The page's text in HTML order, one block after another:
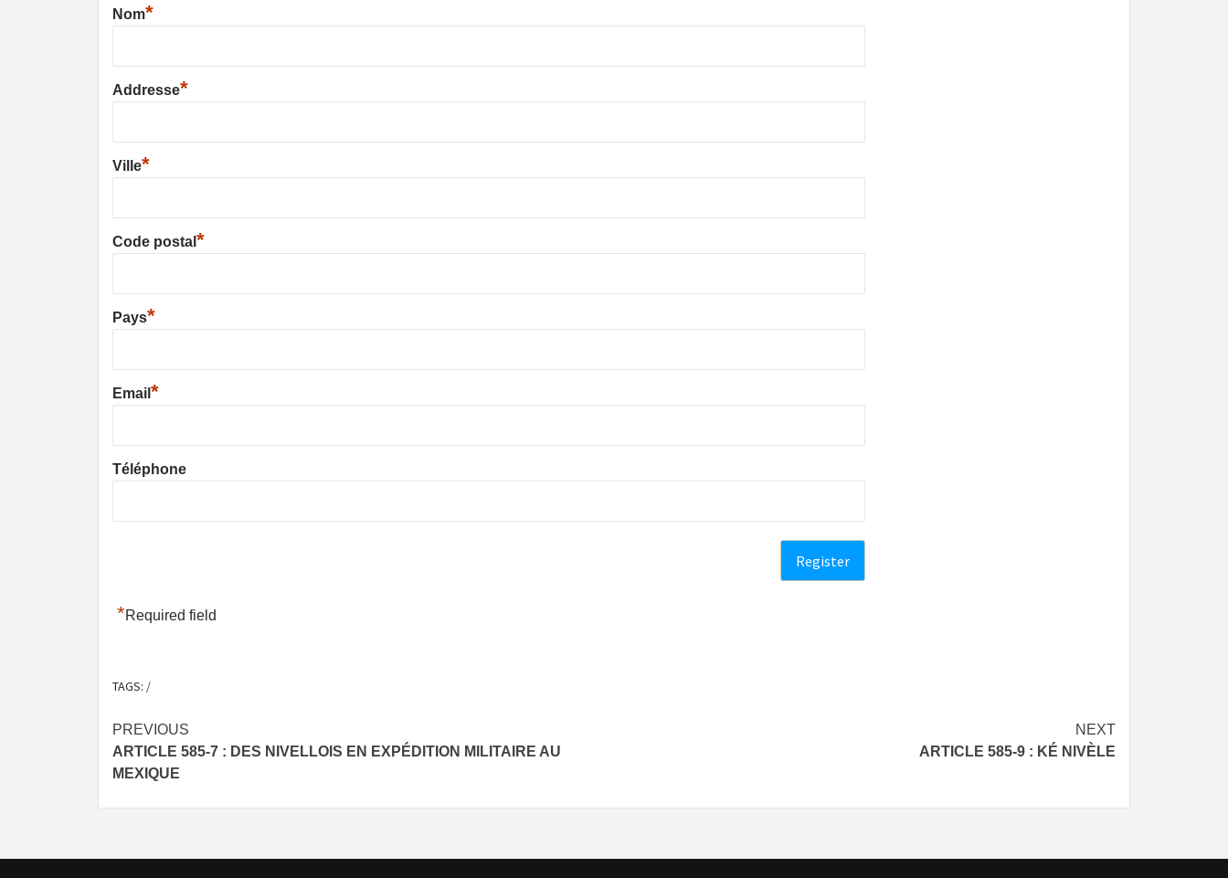
Nom*
Addresse*
Ville*
Code postal *
Pays*
Email *
Téléphone
*Required field
TAGS: /
Post
navigation
PREVIOUS
ARTICLE 585-7 : DES NIVELLOIS EN EXPÉDITION MILITAIRE AU
MEXIQUE
NEXT
ARTICLE 585-9 : KÉ NIVÈLE